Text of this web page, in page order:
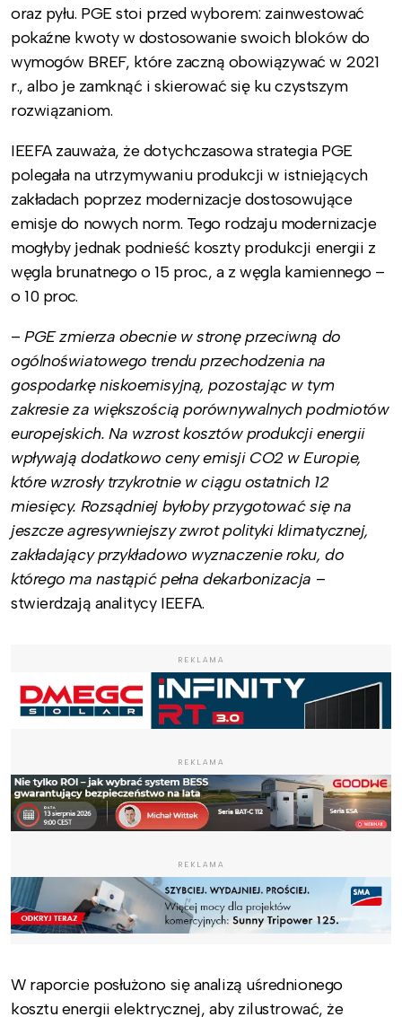
oraz pyłu. PGE stoi przed wyborem: zainwestować
pokaźne kwoty w dostosowanie swoich bloków do
wymogów BREF, które zaczną obowiązywać w 2021
r., albo je zamknąć i skierować się ku czystszym
rozwiązaniom.
IEEFA zauważa, że dotychczasowa strategia PGE
polegała na utrzymywaniu produkcji w istniejących
zakładach poprzez modernizacje dostosowujące
emisje do nowych norm. Tego rodzaju modernizacje
mogłyby jednak podnieść koszty produkcji energii z
węgla brunatnego o 15 proc., a z węgla kamiennego –
o 10 proc.
– PGE zmierza obecnie w stronę przeciwną do
ogólnoświatowego trendu przechodzenia na
gospodarkę niskoemisyjną, pozostając w tym
zakresie za większością porównywalnych podmiotów
europejskich. Na wzrost kosztów produkcji energii
wpływają dodatkowo ceny emisji CO2 w Europie,
które wzrosły trzykrotnie w ciągu ostatnich 12
miesięcy. Rozsądniej byłoby przygotować się na
jeszcze agresywniejszy zwrot polityki klimatycznej,
zakładający przykładowo wyznaczenie roku, do
którego ma nastąpić pełna dekarbonizacja –
stwierdzają analitycy IEEFA.
REKLAMA
REKLAMA
REKLAMA
W raporcie posłużono się analizą uśrednionego
kosztu energii elektrycznej, aby zilustrować, że